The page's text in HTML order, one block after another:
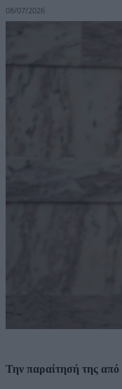
08/07/2026
Την παραίτησή της